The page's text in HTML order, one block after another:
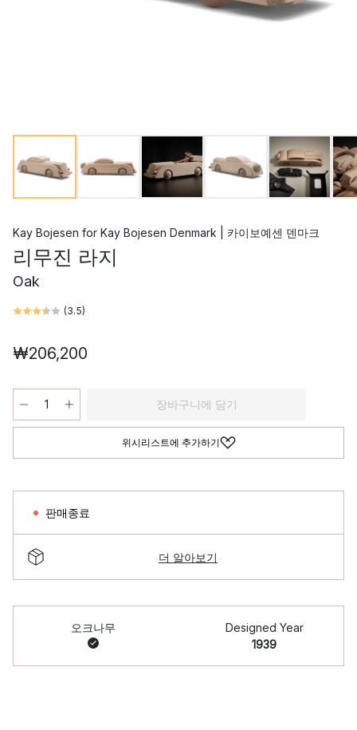
Kay Bojesen for Kay Bojesen Denmark | 카이보예센 덴마크
리무진 라지
Oak
(3.5)
₩206,200
장바구니에 담기
위시리스트에 추가하기
판매종료
더 알아보기
오크나무
Designed Year
1939